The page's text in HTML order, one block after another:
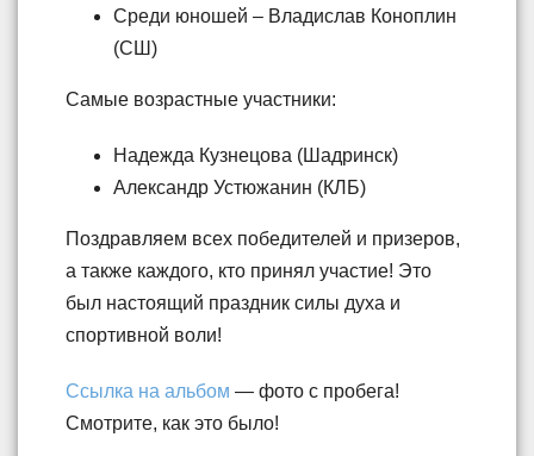
Среди юношей – Владислав Коноплин
(СШ)
Самые возрастные участники:
Надежда Кузнецова (Шадринск)
Александр Устюжанин (КЛБ)
Поздравляем всех победителей и призеров,
а также каждого, кто принял участие! Это
был настоящий праздник силы духа и
спортивной воли!
Ссылка на альбом — фото с пробега!
Смотрите, как это было!